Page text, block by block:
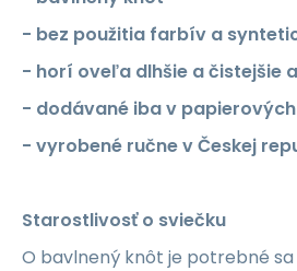
- bez použitia farbív a
- horí oveľa dlhšie a čistejšie
- dodávané iba v
- vyrobené ručne v Českej
Starostlivosť o sviečku
O bavlnený knôt je potrebné